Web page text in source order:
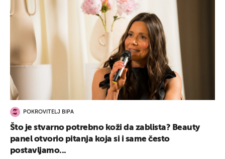
POKROVITELJ BIPA
Što je stvarno potrebno koži da zablista? Beauty
panel otvorio pitanja koja si i same često
postavljamo...